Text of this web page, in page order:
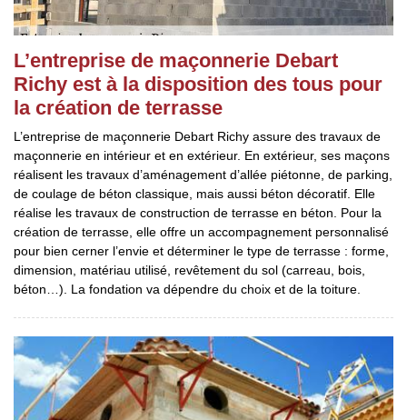
L’entreprise de maçonnerie Debart
Richy est à la disposition des tous pour
la création de terrasse
L’entreprise de maçonnerie Debart Richy assure des travaux de
maçonnerie en intérieur et en extérieur. En extérieur, ses maçons
réalisent les travaux d’aménagement d’allée piétonne, de parking,
de coulage de béton classique, mais aussi béton décoratif. Elle
réalise les travaux de construction de terrasse en béton. Pour la
création de terrasse, elle offre un accompagnement personnalisé
pour bien cerner l’envie et déterminer le type de terrasse : forme,
dimension, matériau utilisé, revêtement du sol (carreau, bois,
béton…). La fondation va dépendre du choix et de la toiture.